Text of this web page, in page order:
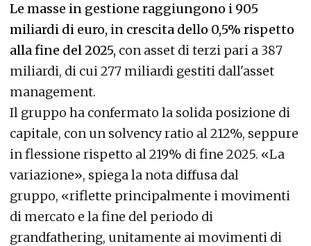
Le masse in gestione raggiungono i 905
miliardi di euro, in crescita dello 0,5% rispetto
alla fine del 2025, con asset di terzi pari a 387
miliardi, di cui 277 miliardi gestiti dall'asset
management.
Il gruppo ha confermato la solida posizione di
capitale, con un solvency ratio al 212%, seppure
in flessione rispetto al 219% di fine 2025. «La
variazione», spiega la nota diffusa dal
gruppo, «riflette principalmente i movimenti
di mercato e la fine del periodo di
grandfathering, unitamente ai movimenti di